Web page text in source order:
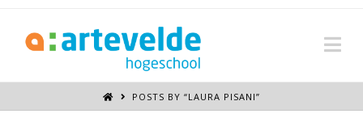
POSTS BY “LAURA PISANI”